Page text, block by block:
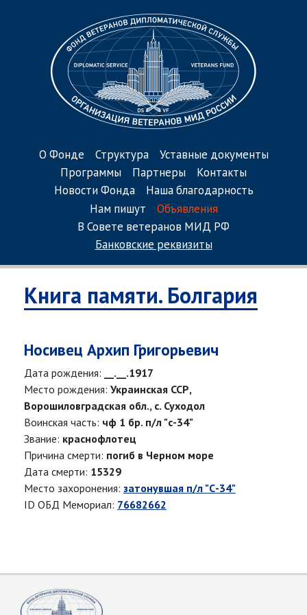
О Фонде Структура
Уставные документы
Программы
Партнеры
Контакты
Новости Фонда
Наша благодарность
Нам пишут
Объявления
В Совете ветеранов МИД РФ
Банковские реквизиты
Книга памяти. Болгария
Носивец Архип Григорьевич
Дата рождения:
__.__.1917
Место рождения: Украинская ССР,
Ворошиловградская обл., с. Суходол
Воинская часть: чф 1 бр. п/л "с-34"
Звание: краснофлотец
Причина смерти: погиб в Черном море
Дата смерти: 15329
Место захоронения: затонувшая п/л "С-34"
ID ОБД Мемориал: 76682662